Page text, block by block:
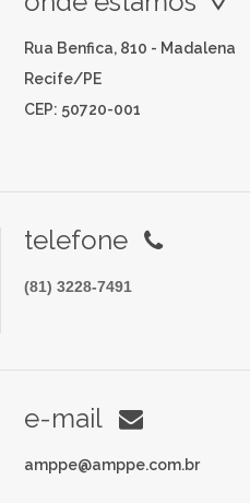
Rua Benfica, 810 - Madalena
Recife/PE
CEP: 50720-001
telefone
(81) 3228-7491
e-mail
amppe@amppe.com.br